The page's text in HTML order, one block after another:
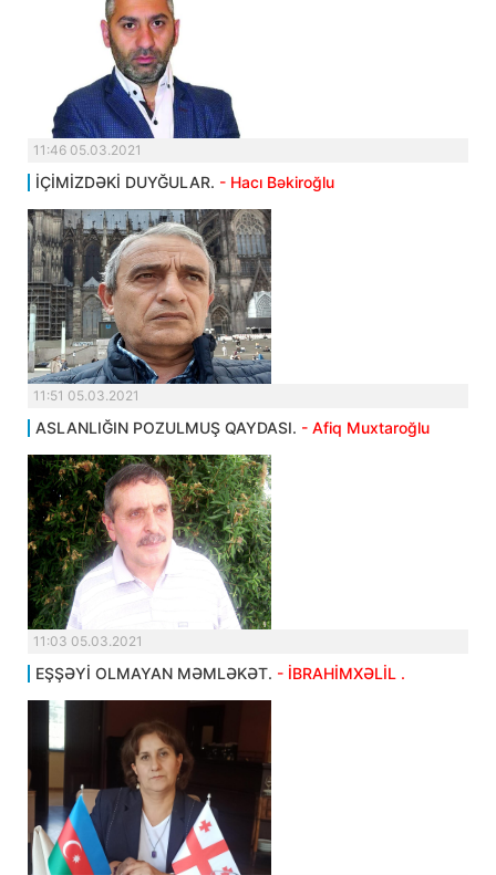
11:46 05.03.2021
İÇİMİZDƏKİ DUYĞULAR. - Hacı Bəkiroğlu
11:51 05.03.2021
ASLANLIĞIN POZULMUŞ QAYDASI. - Afiq Muxtaroğlu
11:03 05.03.2021
EŞŞƏYİ OLMAYAN MƏMLƏKƏT. - İBRAHİMXƏLİL .